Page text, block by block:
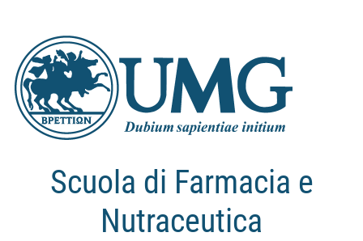
Scuola di Farmacia e
Nutraceutica